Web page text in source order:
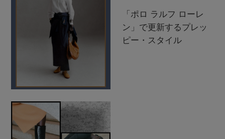
「ポロ ラルフ ローレ
ン」で更新するプレッ
ピー・スタイル